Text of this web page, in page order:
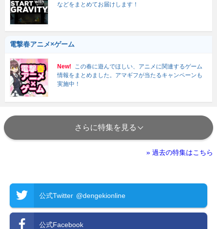
などをまとめてお届けします！
電撃春アニメ×ゲーム
New!
この春に遊んでほしい、アニメに関連するゲーム
情報をまとめました。アマギフが当たるキャンペーンも
実施中！
さらに特集を見る
» 過去の特集はこちら
公式Twitter @dengekionline
公式Facebook